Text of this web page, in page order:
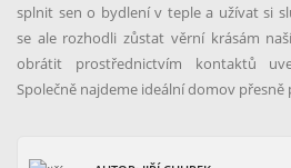
splnit sen o bydlení v teple a užívat si
se ale rozhodli zůstat věrní krásám
obrátit prostřednictvím kontaktů
Společně najdeme ideální domov přesně